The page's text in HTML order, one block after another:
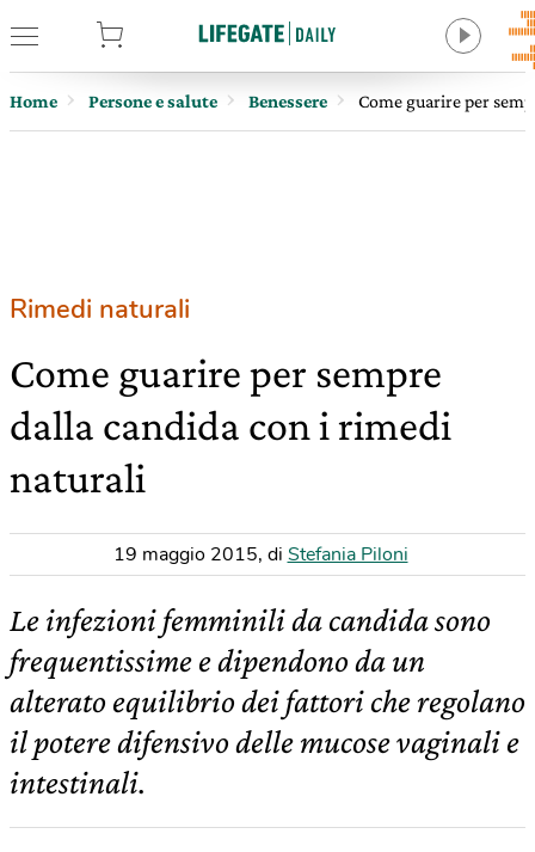
Home Persone e salute Benessere Come guarire per
Rimedi naturali
Come guarire per sempre
dalla candida con i rimedi
naturali
19 maggio 2015, di Stefania Piloni
Le infezioni femminili da candida sono
frequentissime e dipendono da un
alterato equilibrio dei fattori che regolano
il potere difensivo delle mucose vaginali e
intestinali.